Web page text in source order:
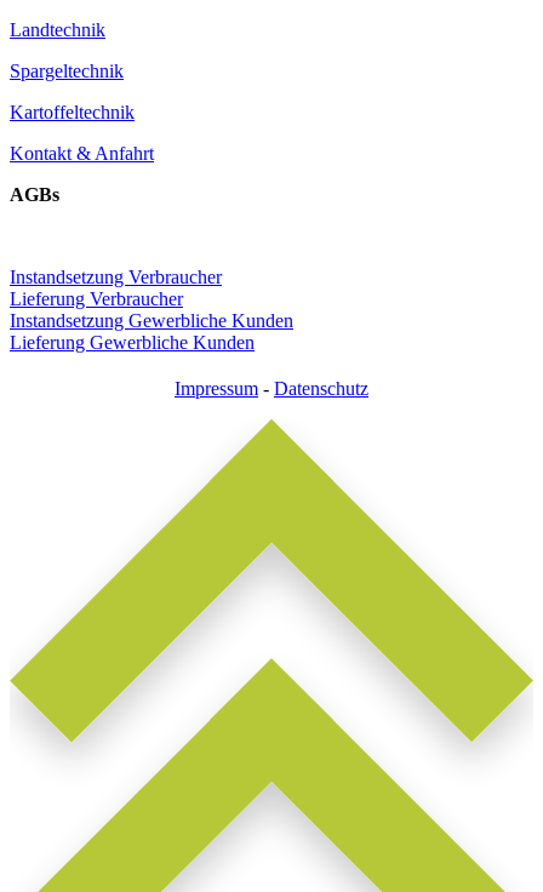
Landtechnik
Spargeltechnik
Kartoffeltechnik
Kontakt & Anfahrt
AGBs
Instandsetzung Verbraucher
Lieferung Verbraucher
Instandsetzung Gewerbliche Kunden
Lieferung Gewerbliche Kunden
Impressum - Datenschutz